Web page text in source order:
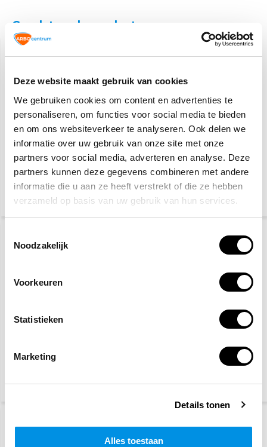
Deze website maakt gebruik van cookies
We gebruiken cookies om content en advertenties te
personaliseren, om functies voor social media te bieden
en om ons websiteverkeer te analyseren. Ook delen we
informatie over uw gebruik van onze site met onze
partners voor social media, adverteren en analyse. Deze
partners kunnen deze gegevens combineren met andere
informatie die u aan ze heeft verstrekt of die ze hebben
verzameld op basis van uw gebruik van hun services.
Noodzakelijk
Voorkeuren
Statistieken
Marketing
Details tonen
Alles toestaan
Gerelateerde producten
Plum oogspoelfles
500ml
19,40
(23,47 Incl. btw)
Plum QuickFix
Pleisterdispenser PE -
Waterresistant
30,60
(33,35 Incl. btw)
(54,75 Incl. btw) (66,16 Incl. btw)